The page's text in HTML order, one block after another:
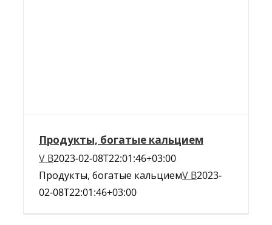
Продукты, богатые кальцием
V B2023-02-08T22:01:46+03:00
Продукты, богатые кальциемV B2023-
02-08T22:01:46+03:00